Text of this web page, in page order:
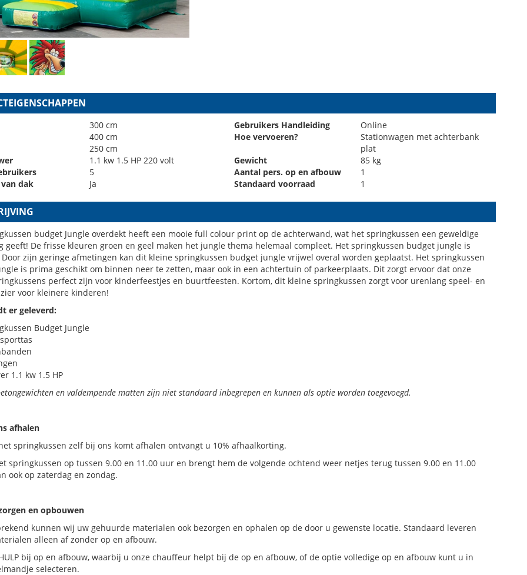
300 cm
400 cm
250 cm
1.1 kw 1.5 HP 220 volt
5
dak
Ja
Gebruikers Handleiding
Online
Hoe vervoeren?
Stationwagen met achterbank
plat
Gewicht
85 kg
Aantal pers. op en afbouw
1
Standaard voorraad
1
budget Jungle overdekt heeft een mooie full colour print op de achterwand, wat het springkussen een geweldige
geeft! De frisse kleuren groen en geel maken het jungle thema helemaal compleet. Het springkussen budget jungle is
zijn geringe afmetingen kan dit kleine springkussen budget jungle vrijwel overal worden geplaatst. Het springkussen
is prima geschikt om binnen neer te zetten, maar ook in een achtertuin of parkeerplaats. Dit zorgt ervoor dat onze
perfect zijn voor kinderfeestjes en buurtfeesten. Kortom, dit kleine springkussen zorgt voor urenlang speel- en
voor kleinere kinderen!
er geleverd:
Budget Jungle
1.1 kw 1.5 HP
en valdempende matten zijn niet standaard inbegrepen en kunnen als optie worden toegevoegd.
afhalen
springkussen zelf bij ons komt afhalen ontvangt u 10% afhaalkorting.
springkussen op tussen 9.00 en 11.00 uur en brengt hem de volgende ochtend weer netjes terug tussen 9.00 en 11.00
ook op zaterdag en zondag.
en opbouwen
kunnen wij uw gehuurde materialen ook bezorgen en ophalen op de door u gewenste locatie. Standaard leveren
alleen af zonder op en afbouw.
bij op en afbouw, waarbij u onze chauffeur helpt bij de op en afbouw, of de optie volledige op en afbouw kunt u in
selecteren.